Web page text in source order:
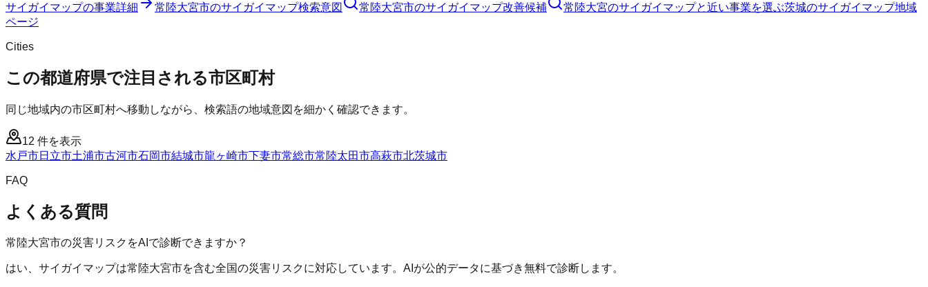
サイガイマップの事業詳細 常陸大宮市のサイガイマップ検索意図 常陸大宮市のサイガイマップ改善候補 常陸大宮のサイガイマップと近い事業を選ぶ茨城のサイガイマップ地域
ページ
Cities
この都道府県で注目される市区町村
同じ地域内の市区町村へ移動しながら、検索語の地域意図を細かく確認できます。
12 件を表示
水戸市日立市土浦市古河市石岡市結城市龍ヶ崎市下妻市常総市常陸太田市高萩市北茨城市
FAQ
よくある質問
常陸大宮市の災害リスクをAIで診断できますか？
はい、サイガイマップは常陸大宮市を含む全国の災害リスクに対応しています。AIが公的データに基づき無料で診断します。